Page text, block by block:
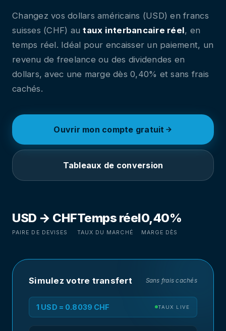
Changez vos dollars américains (USD) en francs
suisses (CHF) autaux interbancaire réel, en
temps réel. Idéal pour encaisser un paiement, un
revenu de freelance ou des dividendes en
dollars, avec une marge dès 0,40% et sans frais
cachés.
Ouvrir mon compte gratuit
Tableaux de conversion
USD → CHF
PAIRE DE DEVISES
Temps réel
TAUX DU MARCHÉ
0,40%
MARGE DÈS
Simulez votre transfert Sans frais cachés
1 USD = 0.8039 CHF TAUX LIVE